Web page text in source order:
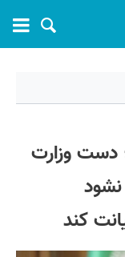
دست وزارت
کند